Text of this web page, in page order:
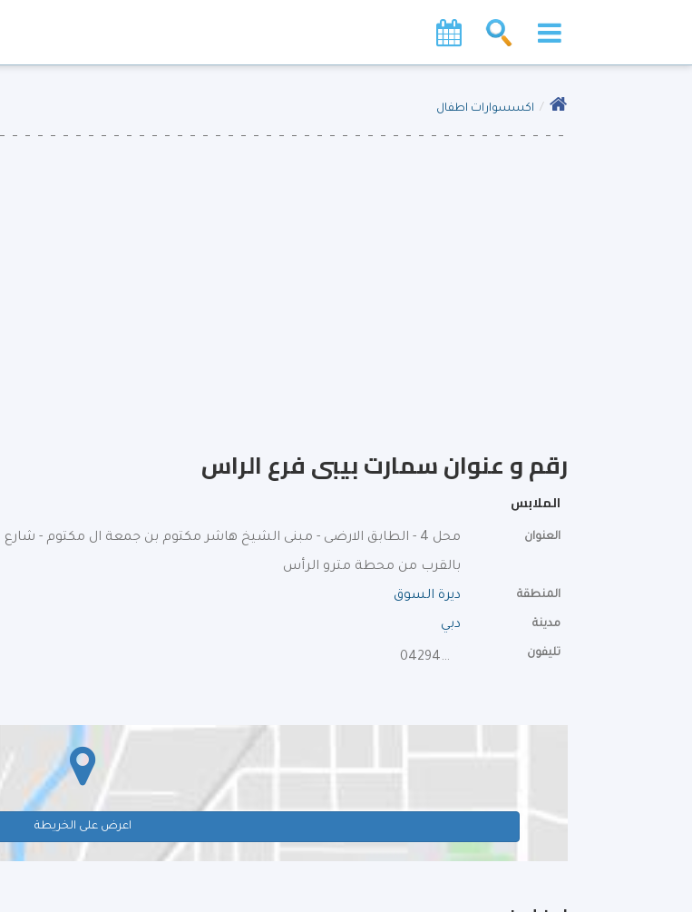
اكسسوارات اطفال
رقم و عنوان سمارت بيبى فرع الراس‎
الملابس
العنوان
محل 4 - الطابق الارضى - مبنى الشيخ هاشر مكتوم بن جمعة ال مكتوم - شارع الخور
بالقرب من محطة مترو الرأس
المنطقة ديرة السوق
مدينة دبي
تليفون 042947888
اعرض على الخريطة